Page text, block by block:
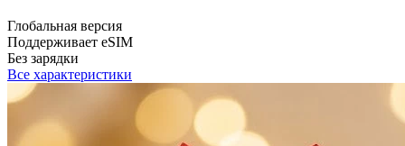
Глобальная версия
Поддерживает eSIM
Без зарядки
Все характеристики